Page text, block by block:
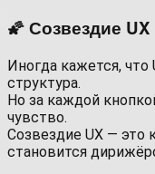
🌠 Созвездие
Иногда кажется, что
структура.
Но за каждой
чувство.
Созвездие UX — это
становится